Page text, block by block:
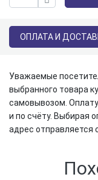
ОПЛАТА И
Уважаемые
выбранного товара
самовывозом.
и по счёту. Выбирая
адрес отправляется